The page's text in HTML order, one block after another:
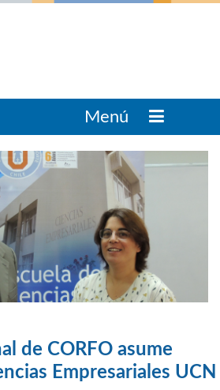
Menú
de CORFO asume
Empresariales UCN